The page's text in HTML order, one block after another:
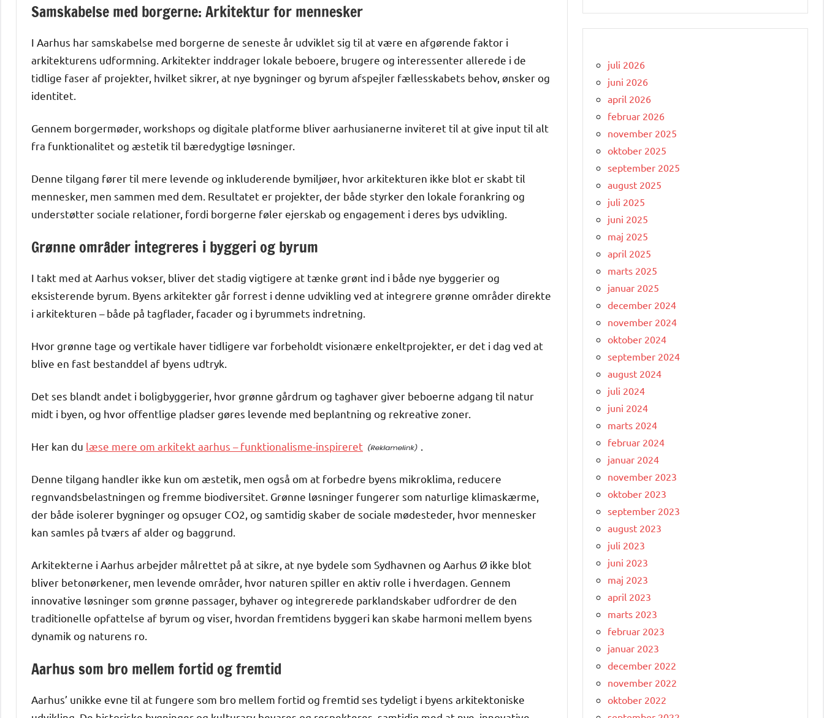
Samskabelse med borgerne: Arkitektur for mennesker
I Aarhus har samskabelse med borgerne de seneste år udviklet sig til at være en afgørende faktor i
arkitekturens udformning. Arkitekter inddrager lokale beboere, brugere og interessenter allerede i de
tidlige faser af projekter, hvilket sikrer, at nye bygninger og byrum afspejler fællesskabets behov, ønsker og
identitet.
Gennem borgermøder, workshops og digitale platforme bliver aarhusianerne inviteret til at give input til alt
fra funktionalitet og æstetik til bæredygtige løsninger.
Denne tilgang fører til mere levende og inkluderende bymiljøer, hvor arkitekturen ikke blot er skabt til
mennesker, men sammen med dem. Resultatet er projekter, der både styrker den lokale forankring og
understøtter sociale relationer, fordi borgerne føler ejerskab og engagement i deres bys udvikling.
Grønne områder integreres i byggeri og byrum
I takt med at Aarhus vokser, bliver det stadig vigtigere at tænke grønt ind i både nye byggerier og
eksisterende byrum. Byens arkitekter går forrest i denne udvikling ved at integrere grønne områder direkte
i arkitekturen – både på tagflader, facader og i byrummets indretning.
Hvor grønne tage og vertikale haver tidligere var forbeholdt visionære enkeltprojekter, er det i dag ved at
blive en fast bestanddel af byens udtryk.
Det ses blandt andet i boligbyggerier, hvor grønne gårdrum og taghaver giver beboerne adgang til natur
midt i byen, og hvor offentlige pladser gøres levende med beplantning og rekreative zoner.
Her kan du læse mere om arkitekt aarhus – funktionalisme-inspireret
Denne tilgang handler ikke kun om æstetik, men også om at forbedre byens mikroklima, reducere
regnvandsbelastningen og fremme biodiversitet. Grønne løsninger fungerer som naturlige klimaskærme,
der både isolerer bygninger og opsuger CO2, og samtidig skaber de sociale mødesteder, hvor mennesker
kan samles på tværs af alder og baggrund.
Arkitekterne i Aarhus arbejder målrettet på at sikre, at nye bydele som Sydhavnen og Aarhus Ø ikke blot
bliver betonørkener, men levende områder, hvor naturen spiller en aktiv rolle i hverdagen. Gennem
innovative løsninger som grønne passager, byhaver og integrerede parklandskaber udfordrer de den
traditionelle opfattelse af byrum og viser, hvordan fremtidens byggeri kan skabe harmoni mellem byens
dynamik og naturens ro.
Aarhus som bro mellem fortid og fremtid
Aarhus’ unikke evne til at fungere som bro mellem fortid og fremtid ses tydeligt i byens arkitektoniske
juli 2026
juni 2026
april 2026
februar 2026
november 2025
oktober 2025
september 2025
august 2025
juli 2025
juni 2025
maj 2025
april 2025
marts 2025
januar 2025
december 2024
november 2024
oktober 2024
september 2024
august 2024
juli 2024
juni 2024
marts 2024
februar 2024
januar 2024
november 2023
oktober 2023
september 2023
august 2023
juli 2023
juni 2023
maj 2023
april 2023
marts 2023
februar 2023
januar 2023
december 2022
november 2022
oktober 2022